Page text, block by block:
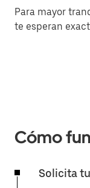
Para mayor
te esperan
Cómo
Solicita